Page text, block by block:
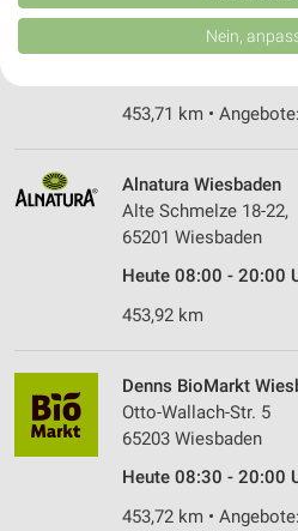
Schusterstr. 41 - 45
55116 Mainz
453,71 km •
Alnatura Wiesbaden
Alte Schmelze 18-22,
65201 Wiesbaden
Heute 08:00 - 20:00
453,92 km
Denns BioMarkt
Otto-Wallach-Str. 5
65203 Wiesbaden
Heute 08:30 - 20:00
453,72 km •
von Inhalten.
Daten können außerhalb der
USA gesendet werden.
Website/App.
Partnerliste anzeigen (1 IAB-
IAB-Verarbeitungszwecke:
Speichern von oder Zugriff auf
auf einem Endgerät
Verwendung reduzierter Daten
Werbeanzeigen
Verwendung von Profilen zur
personalisierter Werbung
von Inhalten
Nein,